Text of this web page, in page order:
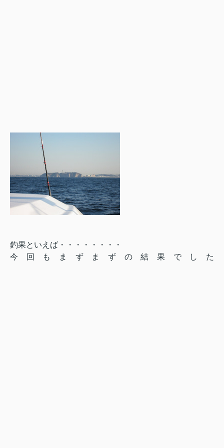
釣果といえば・・・・・・・・
今回もまずまずの結果でした